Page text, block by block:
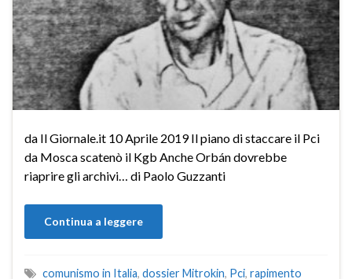
da Il Giornale.it 10 Aprile 2019 Il piano di staccare il Pci
da Mosca scatenò il Kgb Anche Orbán dovrebbe
riaprire gli archivi… di Paolo Guzzanti
Continua a leggere
comunismo in Italia, dossier Mitrokin, Pci, rapimento